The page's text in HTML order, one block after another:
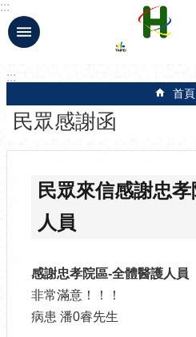
跳到主要內容區塊
:::
:::
首頁
民眾感謝函
民眾來信感謝忠
人員
感謝忠孝院區-全體醫護人員
非常滿意！！！
病患 潘0睿先生